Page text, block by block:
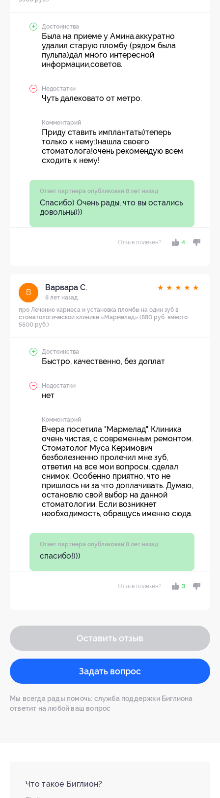
Достоинства
Была на приеме у Амина.аккуратно
удалил старую пломбу (рядом была
пульпа)дал много интересной
информации,советов.
Недостатки
Чуть далековато от метро.
Комментарий
Приду ставить имплантаты)теперь
только к нему:)нашла своего
стоматолога!очень рекомендую всем
сходить к нему!
Ответ партнера опубликован 8 лет назад
Спасибо) Очень рады, что вы остались
довольны)))
Отзыв полезен? 4
В
Варвара С.
8 лет назад
★ ★ ★ ★ ★
про Лечение кариеса и установка пломбы на один зуб в
стоматологической клинике «Мармелад» (880 руб. вместо
5500 руб.)
Достоинства
Быстро, качественно, без доплат
Недостатки
нет
Комментарий
Вчера посетила "Мармелад". Клиника
очень чистая, с современным ремонтом.
Стоматолог Муса Керимович
безболезненно пролечил мне зуб,
ответил на все мои вопросы, сделал
снимок. Особенно приятно, что не
пришлось ни за что доплачивать. Думаю,
остановлю свой выбор на данной
стоматологии. Если возникнет
необходимость, обращусь именно сюда.
Ответ партнера опубликован 8 лет назад
спасибо!)))
Отзыв полезен? 3
Оставить отзыв
Задать вопрос
Мы всегда рады помочь: служба поддержки Биглиона
ответит на любой ваш вопрос
Что такое Биглион?